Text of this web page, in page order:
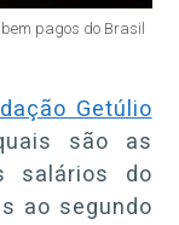
pagos do Brasil
Getúlio
são as
salários do
ao segundo